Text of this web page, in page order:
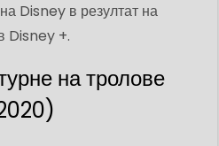
Disney в резултат на
Disney +.
на тролове